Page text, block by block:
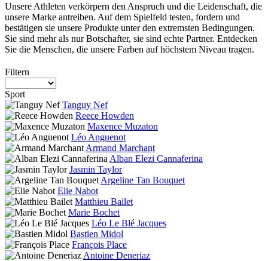
Unsere Athleten verkörpern den Anspruch und die Leidenschaft, die
unsere Marke antreiben. Auf dem Spielfeld testen, fordern und
bestätigen sie unsere Produkte unter den extremsten Bedingungen.
Sie sind mehr als nur Botschafter, sie sind echte Partner. Entdecken
Sie die Menschen, die unsere Farben auf höchstem Niveau tragen.
Filtern
Sport
Tanguy Nef
Reece Howden
Maxence Muzaton
Léo Anguenot
Armand Marchant
Alban Elezi Cannaferina
Jasmin Taylor
Argeline Tan Bouquet
Elie Nabot
Matthieu Bailet
Marie Bochet
Léo Le Blé Jacques
Bastien Midol
François Place
Antoine Deneriaz